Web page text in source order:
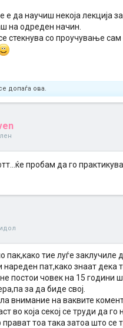
е да научиш некоја лекција
на одреден начин.
стекнува со проучување сам
допаѓа ова.
пробам да го
пак,како тие луѓе заклучиле
нареден пат,како знаат дека
постои човек на 15 години
за да биде свој.
внимание на ваквите
во која секој се труди да го
тоа така затоа што се